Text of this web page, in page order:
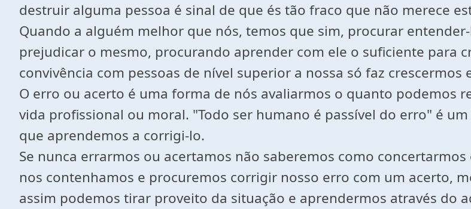
destruir alguma pessoa é sinal de que és tão fraco que não merece
Quando a alguém melhor que nós, temos que sim, procurar
prejudicar o mesmo, procurando aprender com ele o suficiente para
convivência com pessoas de nível superior a nossa só faz
O erro ou acerto é uma forma de nós avaliarmos o quanto podemos
vida profissional ou moral. "Todo ser humano é passível do erro" é
que aprendemos a corrigi-lo.
Se nunca errarmos ou acertamos não saberemos como
nos contenhamos e procuremos corrigir nosso erro com um acerto,
assim podemos tirar proveito da situação e aprendermos através do